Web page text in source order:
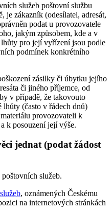
služeb poštovní službu
je zákazník (odesílatel, adresát,
podat u provozovatele
jakým způsobem, kde a v
pro její vyřízení jsou podle
podmínek konkrétního
zásilky či úbytku jejího
či jiného příjemce, od
v případě, že takovouto
lhůty (často v řádech dnů)
provozovateli k
k posouzení její výše.
jednat (podat žádost
služeb.
, oznámených Českému
na internetových stránkách